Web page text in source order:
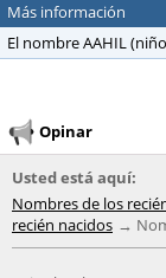
Más información
El nombre AAHIL
Opinar
Usted está aquí:
Nombres de los
recién nacidos